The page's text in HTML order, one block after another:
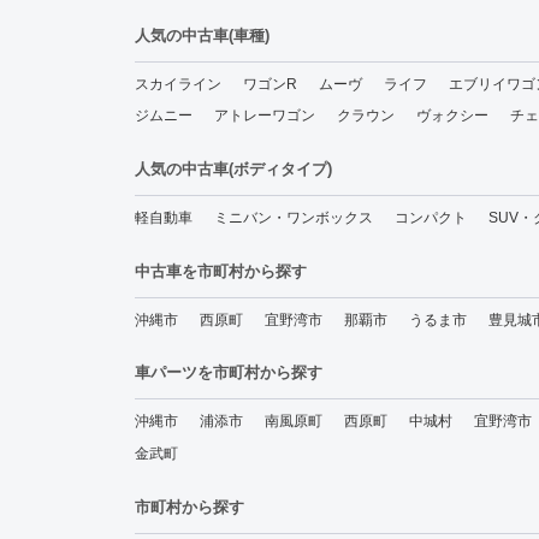
人気の中古車(車種)
スカイライン ワゴンR ムーヴ ライフ
エブリイワゴ
ジムニー
アトレーワゴン クラウン ヴォクシー チ
人気の中古車(ボディタイプ)
軽自動車 ミニバン・ワンボックス コンパクト SUV・
中古車を市町村から探す
沖縄市 西原町 宜野湾市 那覇市 うるま市 豊見城
車パーツを市町村から探す
沖縄市 浦添市 南風原町 西原町 中城村
宜野湾市
金武町
市町村から探す